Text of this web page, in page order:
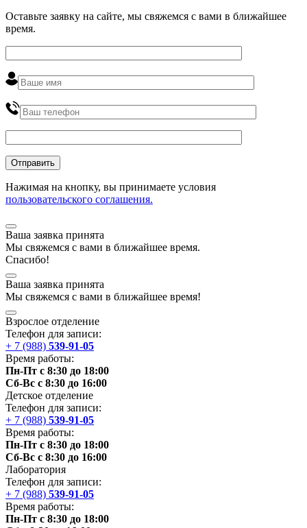
Оставьте заявку на сайте, мы свяжемся с вами в ближайшее
время.
Нажимая на кнопку, вы принимаете условия
пользовательского соглашения.
Ваша заявка принята
Мы свяжемся с вами в ближайшее время.
Спасибо!
Ваша заявка принята
Мы свяжемся с вами в ближайшее время!
Взрослое отделение
Телефон для записи:
+ 7 (988) 539-91-05
Время работы:
Пн-Пт с 8:30 до 18:00
Сб-Вс с 8:30 до 16:00
Детское отделение
Телефон для записи:
+ 7 (988) 539-91-05
Время работы:
Пн-Пт с 8:30 до 18:00
Сб-Вс с 8:30 до 16:00
Лаборатория
Телефон для записи:
+ 7 (988) 539-91-05
Время работы:
Пн-Пт с 8:30 до 18:00